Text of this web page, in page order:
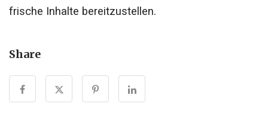
frische Inhalte bereitzustellen.
Share